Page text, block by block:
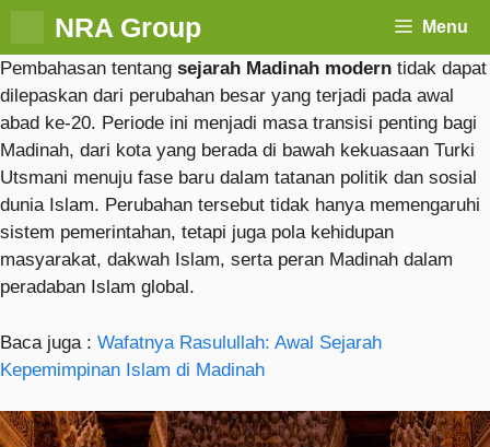
NRA Group Menu
Pembahasan tentang sejarah Madinah modern tidak dapat
dilepaskan dari perubahan besar yang terjadi pada awal
abad ke-20. Periode ini menjadi masa transisi penting bagi
Madinah, dari kota yang berada di bawah kekuasaan Turki
Utsmani menuju fase baru dalam tatanan politik dan sosial
dunia Islam. Perubahan tersebut tidak hanya memengaruhi
sistem pemerintahan, tetapi juga pola kehidupan
masyarakat, dakwah Islam, serta peran Madinah dalam
peradaban Islam global.
Baca juga : Wafatnya Rasulullah: Awal Sejarah
Kepemimpinan Islam di Madinah